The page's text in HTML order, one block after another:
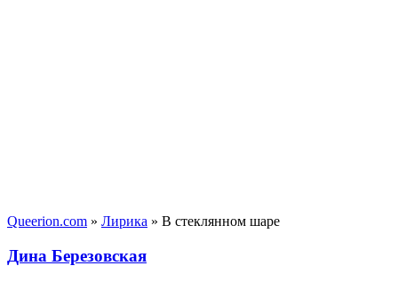
Queerion.com » Лирика » В стеклянном шаре
Дина Березовская